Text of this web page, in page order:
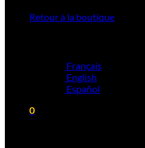
Retour à la boutique
Français
English
Español
0